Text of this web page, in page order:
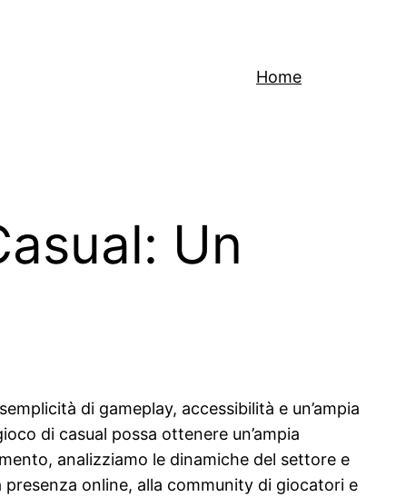
Home
Un
di gameplay, accessibilità e un’ampia
di casual possa ottenere un’ampia
analizziamo le dinamiche del settore e
online, alla community di giocatori e